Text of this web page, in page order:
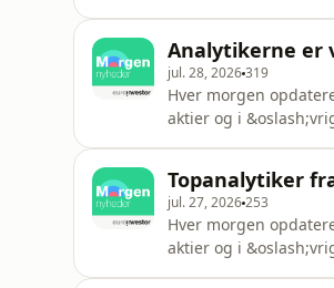
Analytikerne er
jul. 28, 2026319
Hver morgen
aktier og i
Topanalytiker
jul. 27, 2026253
Hver morgen
aktier og i